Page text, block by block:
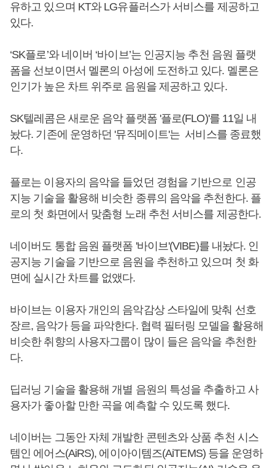
유하고 있으며 KT와 LG유플러스가 서비스를 제공하고
있다.
‘SK플로’와 네이버 ‘바이브’는 인공지능 추천 음원 플랫
폼을 선보이면서 멜론의 아성에 도전하고 있다. 멜론은
인기가 높은 차트 위주로 음원을 제공하고 있다.
SK텔레콤은 새로운 음악 플랫폼 '플로(FLO)'를 11일 내
놨다. 기존에 운영하던 '뮤직메이트'는 서비스를 종료했
다.
플로는 이용자의 음악을 들었던 경험을 기반으로 인공
지능 기술을 활용해 비슷한 종류의 음악을 추천한다. 플
로의 첫 화면에서 맞춤형 노래 추천 서비스를 제공한다.
네이버도 통합 음원 플랫폼 '바이브'(VIBE)를 내놨다. 인
공지능 기술을 기반으로 음원을 추천하고 있으며 첫 화
면에 실시간 차트를 없앴다.
바이브는 이용자 개인의 음악감상 스타일에 맞춰 선호
장르, 음악가 등을 파악한다. 협력 필터링 모델을 활용해
비슷한 취향의 사용자그룹이 많이 들은 음악을 추천한
다.
딥러닝 기술을 활용해 개별 음원의 특성을 추출하고 사
용자가 좋아할 만한 곡을 예측할 수 있도록 했다.
네이버는 그동안 자체 개발한 콘텐츠와 상품 추천 시스
템인 에어스(AiRS), 에이아이템즈(AiTEMS) 등을 운영하